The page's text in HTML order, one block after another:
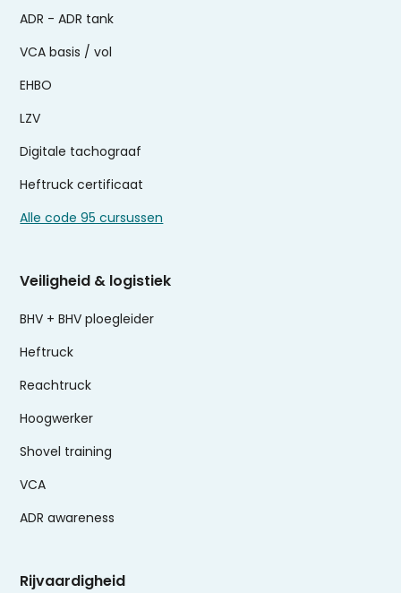
ADR - ADR tank
VCA basis / vol
EHBO
LZV
Digitale tachograaf
Heftruck certificaat
Alle code 95 cursussen
Veiligheid & logistiek
BHV + BHV ploegleider
Heftruck
Reachtruck
Hoogwerker
Shovel training
VCA
ADR awareness
Rijvaardigheid